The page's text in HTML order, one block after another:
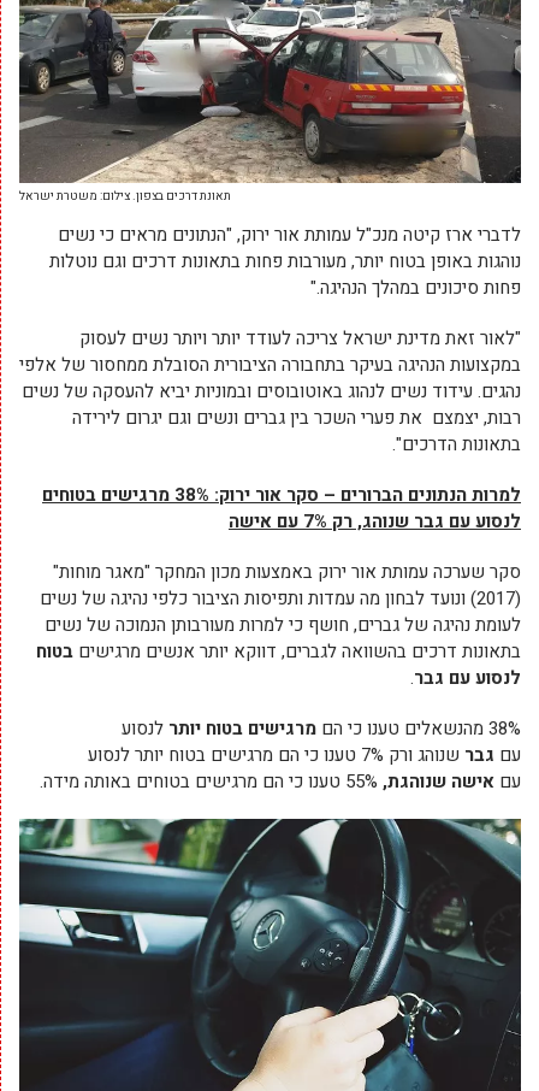
תאונת דרכים בצפון. צילום: משטרת ישראל
לדברי ארז קיטה מנכ"ל עמותת אור ירוק, "הנתונים מראים כי נשים
נוהגות באופן בטוח יותר, מעורבות פחות בתאונות דרכים וגם נוטלות
פחות סיכונים במהלך הנהיגה."
"לאור זאת מדינת ישראל צריכה לעודד יותר ויותר נשים לעסוק
במקצועות הנהיגה בעיקר בתחבורה הציבורית הסובלת ממחסור של אלפי
נהגים. עידוד נשים לנהוג באוטובוסים ובמוניות יביא להעסקה של נשים
רבות, יצמצם את פערי השכר בין גברים ונשים וגם יגרום לירידה
בתאונות הדרכים".
למרות הנתונים הברורים – סקר אור ירוק: 38% מרגישים בטוחים
לנסוע עם גבר שנוהג, רק 7% עם אישה
סקר שערכה עמותת אור ירוק באמצעות מכון המחקר "מאגר מוחות"
(2017) ונועד לבחון מה עמדות ותפיסות הציבור כלפי נהיגה של נשים
לעומת נהיגה של גברים, חושף כי למרות מעורבותן הנמוכה של נשים
בתאונות דרכים בהשוואה לגברים, דווקא יותר אנשים מרגישים בטוח
לנסוע עם גבר.
38% מהנשאלים טענו כי הם
מרגישים בטוח יותר לנסוע
עם גבר
שנוהג ורק 7% טענו כי הם מרגישים בטוח יותר לנסוע
עם אישה שנוהגת, 55% טענו כי הם מרגישים בטוחים באותה מידה.